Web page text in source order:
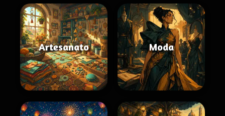
Artesanato Moda